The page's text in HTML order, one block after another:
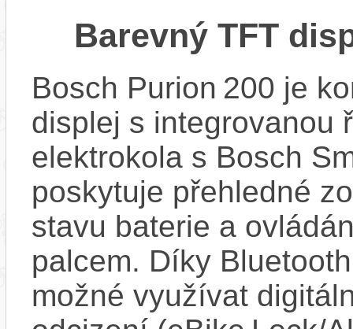
Barevný TFT
Bosch Purion 200 je
displej s integrovanou
elektrokola s Bosch
poskytuje přehledné
stavu baterie a
palcem. Díky
možné využívat